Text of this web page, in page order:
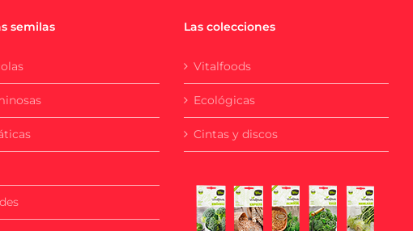
semilas Las colecciones
Vitalfoods
Ecológicas
Cintas y discos